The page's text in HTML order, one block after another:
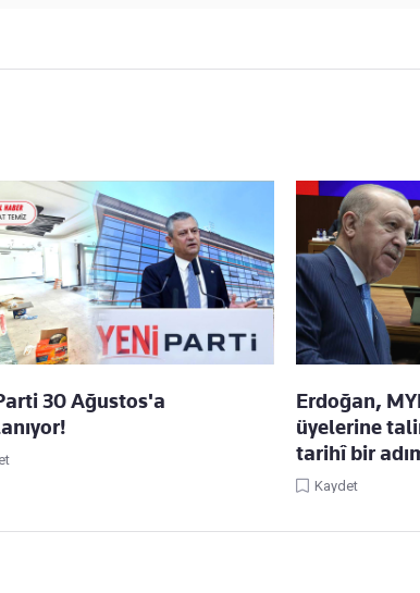
30 Ağustos'a
Erdoğan,
üyelerine
tarihî bir
Kaydet